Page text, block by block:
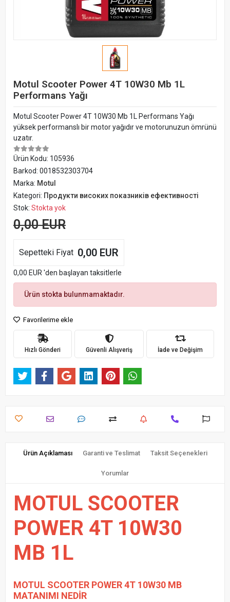
Motul Scooter Power 4T 10W30 Mb 1L
Performans Yağı
Motul Scooter Power 4T 10W30 Mb 1L Performans Yağı
yüksek performanslı bir motor yağıdır ve motorunuzun ömrünü
uzatır.
Ürün Kodu: 105936
Barkod: 0018532303704
Marka: Motul
Kategori: Продукти високих показників ефективності
Stok: Stokta yok
0,00 EUR
Sepetteki Fiyat 0,00 EUR
0,00 EUR 'den başlayan taksitlerle
Ürün stokta bulunmamaktadır.
Favorilerime ekle
Hızlı Gönderi Güvenli Alışveriş İade ve Değişim
Ürün Açıklaması Garanti ve Teslimat Taksit Seçenekleri
Yorumlar
MOTUL SCOOTER
POWER 4T 10W30
MB 1L
MOTUL SCOOTER POWER 4T 10W30 MB
MATANIMI NEDİR